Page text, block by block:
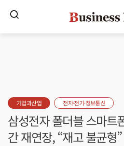
기업과산업 전자·전기·정보통신
삼성전자 폴더블 스마트
간 재연장, “재고 불균형”